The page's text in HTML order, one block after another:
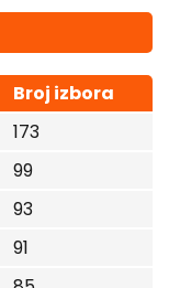
Broj izbora
173
99
93
91